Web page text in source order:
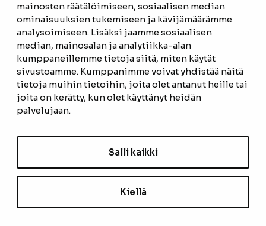
mainosten räätälöimiseen, sosiaalisen median
ominaisuuksien tukemiseen ja kävijämäärämme
analysoimiseen. Lisäksi jaamme sosiaalisen
median, mainosalan ja analytiikka-alan
kumppaneillemme tietoja siitä, miten käytät
sivustoamme. Kumppanimme voivat yhdistää näitä
tietoja muihin tietoihin, joita olet antanut heille tai
joita on kerätty, kun olet käyttänyt heidän
palvelujaan.
Salli kaikki
Kiellä
ETUSIVU
TUOTTEET
REFERENSSIT
OTA YHTEYTTÄ
TIETOSUOJASELOSTE
EVÄSTEASETUKSET